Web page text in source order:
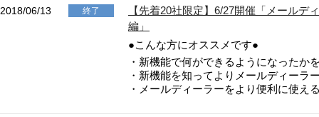
プロプラン
ディス
ク容量追加
二段階認証
FAQ（β版）
外部呼び出し機能
API連携
ウイルス＆迷惑メー
ル対策
2018/06/13 終了
【先着20社限定】6/27開催「メールデ
編」
●こんな方にオススメです●
・新機能で何ができるようになったか
・新機能を知ってよりメールディーラ
・メールディーラーをより便利に使え